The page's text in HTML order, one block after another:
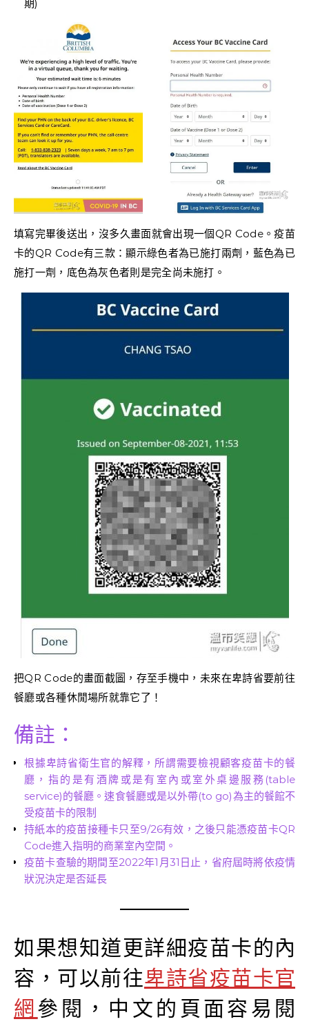
期)
填寫完畢後送出，沒多久畫面就會出現一個QR Code。疫苗
卡的QR Code有三款：顯示綠色者為已施打兩劑，藍色為已
施打一劑，底色為灰色者則是完全尚未施打。
把QR Code的畫面截圖，存至手機中，未來在卑詩省要前往
餐廳或各種休閒場所就靠它了！
備註：
根據卑詩省衛生官的解釋，所謂需要檢視顧客疫苗卡的餐
廳，指的是有酒牌或是有室內或室外桌邊服務(table
service)的餐廳。速食餐廳或是以外帶(to go)為主的餐館不
受疫苗卡的限制
持紙本的疫苗接種卡只至9/26有效，之後只能憑疫苗卡QR
Code進入指明的商業室內空間。
疫苗卡查驗的期間至2022年1月31日止，省府屆時將依疫情
狀況決定是否延長
如果想知道更詳細疫苗卡的內
容，可以前往卑詩省疫苗卡官
網 參閱，中文的頁面容易閱